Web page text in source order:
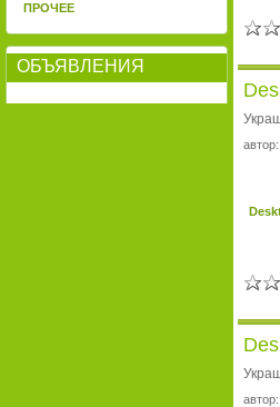
ПРОЧЕЕ
ОБЪЯВЛЕНИЯ
автор:
автор: